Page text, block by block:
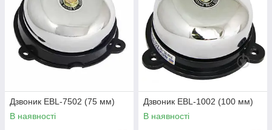
Дзвоник EBL-7502 (75 мм)
В наявності
Дзвоник EBL-1002 (100 мм)
В наявності